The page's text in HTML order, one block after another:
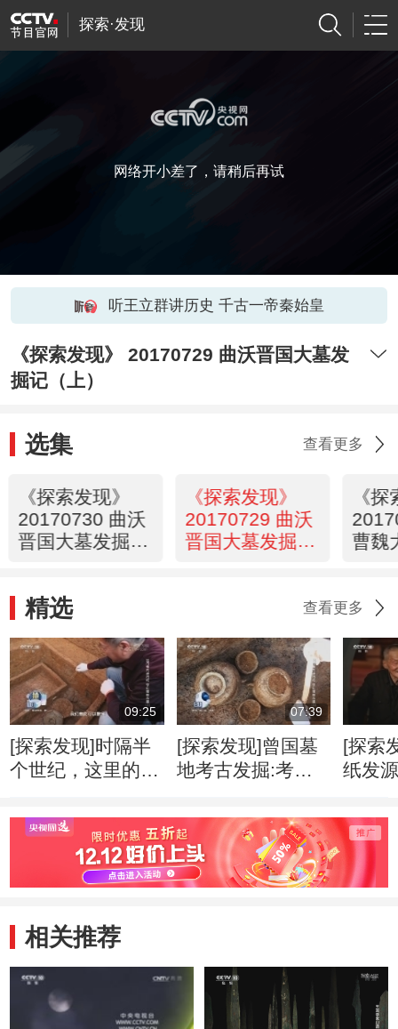
探索·发现
网络开小差了，请稍后再试
听王立群讲历史 千古一帝秦始皇
《探索发现》 20170729 曲沃晋国大墓发
掘记（上）
选集 查看更多
《探索发现》
20170730 曲沃
晋国大墓发掘记
《探索发现》
20170729 曲沃
晋国大墓发掘记
《
曹魏
精选 查看更多
09:25
[探索发现]时隔半
个世纪，这里的秘
07:39
[探索发现]曾国墓
地考古发掘:考古
青铜礼器
[探索
纸发
相关推荐